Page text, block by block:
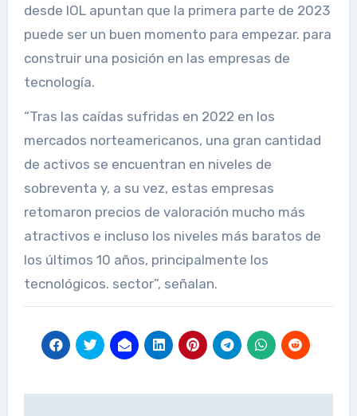
desde IOL apuntan que la primera parte de 2023
puede ser un buen momento para empezar. para
construir una posición en las empresas de
tecnología.
“Tras las caídas sufridas en 2022 en los
mercados norteamericanos, una gran cantidad
de activos se encuentran en niveles de
sobreventa y, a su vez, estas empresas
retomaron precios de valoración mucho más
atractivos e incluso los niveles más baratos de
los últimos 10 años, principalmente los
tecnológicos. sector”, señalan.